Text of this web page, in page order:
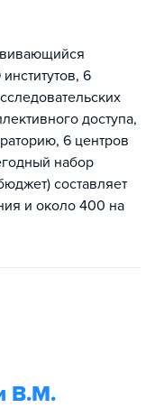
6
доступа,
6 центров
набор
составляет
и около 400 на
В.М.